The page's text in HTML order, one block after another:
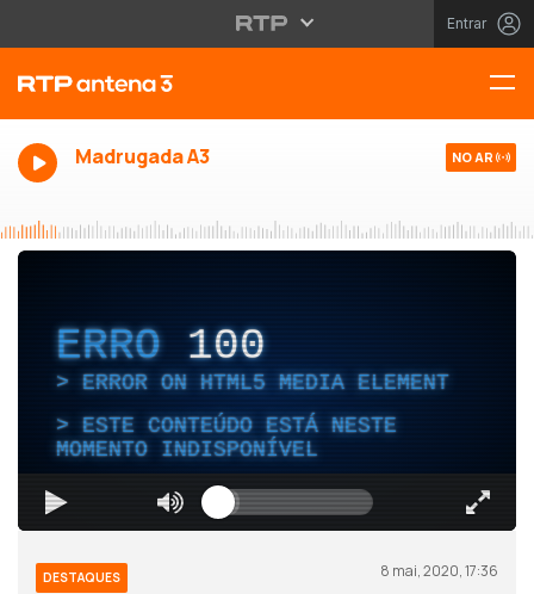
Entrar
Madrugada A3 NO AR
ERRO 100
ERROR ON HTML5 MEDIA ELEMENT
ESTE CONTEÚDO ESTÁ NESTE
MOMENTO INDISPONÍVEL
DESTAQUES 8 mai, 2020, 17:36